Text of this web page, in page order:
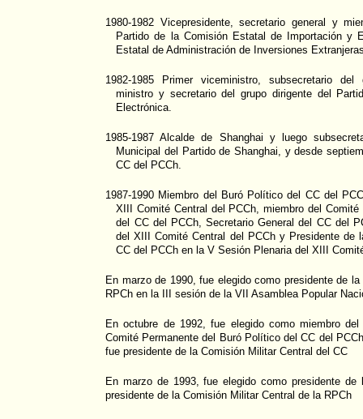
1980-1982 Vicepresidente, secretario general y
Partido de la Comisión Estatal de Importación y
Estatal de Administración de Inversiones
1982-1985 Primer viceministro, subsecretario
ministro y secretario del grupo dirigente del
Electrónica.
1985-1987 Alcalde de Shanghai y luego
Municipal del Partido de Shanghai, y desde
CC del PCCh.
1987-1990 Miembro del Buró Político del CC del
XIII Comité Central del PCCh, miembro del
del CC del PCCh, Secretario General del CC del
del XIII Comité Central del PCCh y Presidente de
CC del PCCh en la V Sesión Plenaria del XIII
En marzo de 1990, fue elegido como presidente de
RPCh en la III sesión de la VII Asamblea Popular
En octubre de 1992, fue elegido como miembro
Comité Permanente del Buró Político del CC del
fue presidente de la Comisión Militar Central del CC
En marzo de 1993, fue elegido como presidente de
presidente de la Comisión Militar Central de la RPCh